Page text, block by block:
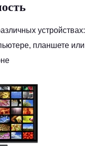
устройствах:
планшете или